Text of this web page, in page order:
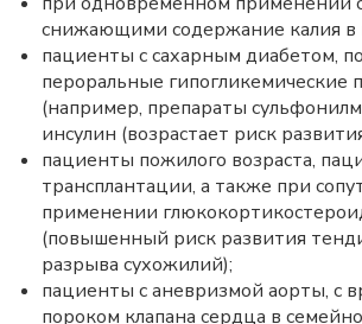
снижающими содержание калия в
пациенты с сахарным диабетом,
пероральные гипогликемические
(например, препараты
инсулин (возрастает риск
пациенты пожилого возраста,
трансплантации, а также при
применении
(повышенный риск развития
разрыва сухожилий);
пациенты с аневризмой аорты, с
пороком клапана сердца в